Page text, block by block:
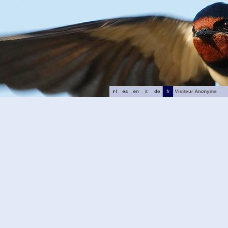
fr
de
it
en
es
nl
Visiteur Anonyme